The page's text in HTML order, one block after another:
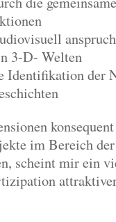
3-D- Welten
Identifikation der
im Bereich
scheint mir ein